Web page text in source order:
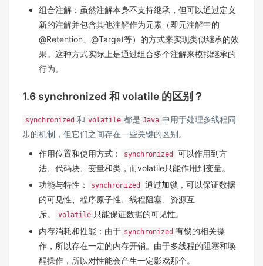
组合注解：虽然注解本身不支持继承，但可以通过定义
新的注解并包含其他注解作为元素（即元注解中的
@Retention、@Target等）的方式来实现类似继承的效
果。这种方式实际上是通过组合多个注解来模拟继承的
行为。
1.6 synchronized 和 volatile 的区别？
synchronized 和 volatile 都是 Java 中用于处理多线程同
步的机制，但它们之间存在一些关键的区别。
作用位置和使用方式：
synchronized
可以作用到方
法、代码块、变量和类，而volatile只能作用到变量。
功能与特性：
synchronized
通过加锁，可以保证数据
的可见性、程序原子性、线程阻塞、资源互
斥。
volatile 只能保证数据的可见性。
内存消耗和性能：由于 synchronized 有锁的相关操
作，所以存在一定的内存开销。由于多线程的阻塞和唤
醒操作，所以对性能会产生一定影戏那个。